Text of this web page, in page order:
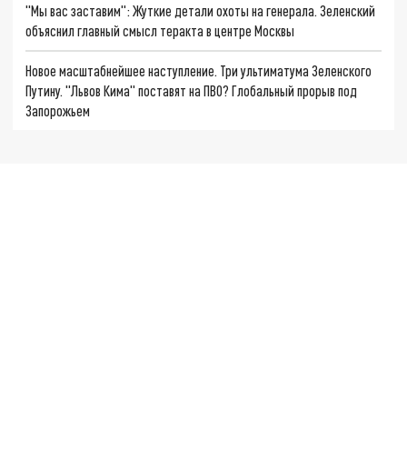
"Мы вас заставим": Жуткие детали охоты на генерала. Зеленский
объяснил главный смысл теракта в центре Москвы
Новое масштабнейшее наступление. Три ультиматума Зеленского
Путину. "Львов Кима" поставят на ПВО? Глобальный прорыв под
Запорожьем